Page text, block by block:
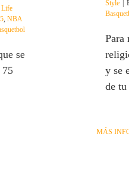
Life
, NBA
se
75
Style
Para
y se
de
MÁS